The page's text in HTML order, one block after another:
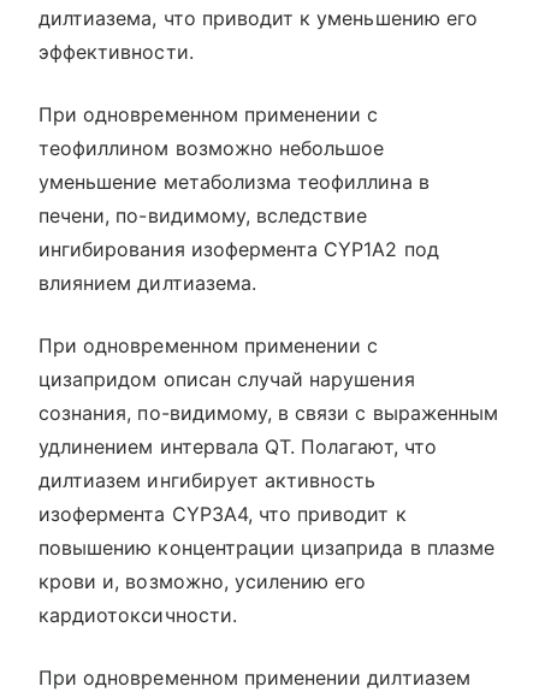
дилтиазема, что приводит к уменьшению его
эффективности.
При одновременном применении с
теофиллином возможно небольшое
уменьшение метаболизма теофиллина в
печени, по-видимому, вследствие
ингибирования изофермента CYP1A2 под
влиянием дилтиазема.
При одновременном применении с
цизапридом описан случай нарушения
сознания, по-видимому, в связи с выраженным
удлинением интервала QT. Полагают, что
дилтиазем ингибирует активность
изофермента CYP3A4, что приводит к
повышению концентрации цизаприда в плазме
крови и, возможно, усилению его
кардиотоксичности.
При одновременном применении дилтиазем